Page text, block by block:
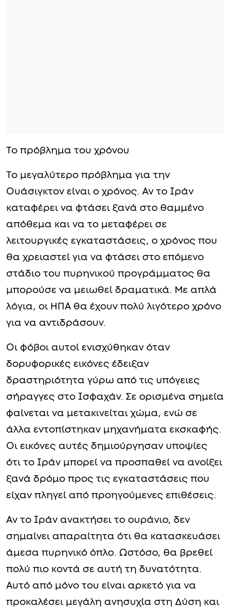
Το πρόβλημα του χρόνου
Το μεγαλύτερο πρόβλημα για την
Ουάσιγκτον είναι ο χρόνος. Αν το Ιράν
καταφέρει να φτάσει ξανά στο θαμμένο
απόθεμα και να το μεταφέρει σε
λειτουργικές εγκαταστάσεις, ο χρόνος που
θα χρειαστεί για να φτάσει στο επόμενο
στάδιο του πυρηνικού προγράμματος θα
μπορούσε να μειωθεί δραματικά. Με απλά
λόγια, οι ΗΠΑ θα έχουν πολύ λιγότερο χρόνο
για να αντιδράσουν.
Οι φόβοι αυτοί ενισχύθηκαν όταν
δορυφορικές εικόνες έδειξαν
δραστηριότητα γύρω από τις υπόγειες
σήραγγες στο Ισφαχάν. Σε ορισμένα σημεία
φαίνεται να μετακινείται χώμα, ενώ σε
άλλα εντοπίστηκαν μηχανήματα εκσκαφής.
Οι εικόνες αυτές δημιούργησαν υποψίες
ότι το Ιράν μπορεί να προσπαθεί να ανοίξει
ξανά δρόμο προς τις εγκαταστάσεις που
είχαν πληγεί από προηγούμενες επιθέσεις.
Αν το Ιράν ανακτήσει το ουράνιο, δεν
σημαίνει απαραίτητα ότι θα κατασκευάσει
άμεσα πυρηνικό όπλο. Ωστόσο, θα βρεθεί
πολύ πιο κοντά σε αυτή τη δυνατότητα.
Αυτό από μόνο του είναι αρκετό για να
προκαλέσει μεγάλη ανησυχία στη Δύση και